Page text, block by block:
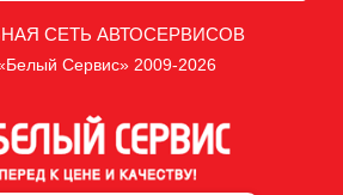
СЕТЬ АВТОСЕРВИСОВ
Сервис» 2009-2026